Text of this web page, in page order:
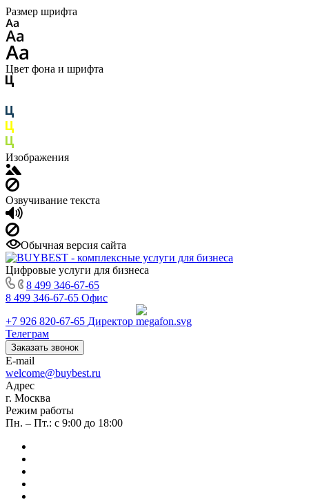
Размер шрифта
Цвет фона и шрифта
Изображения
Озвучивание текста
Обычная версия сайта
Цифровые услуги для бизнеса
8 499 346-67-65
8 499 346-67-65 Офис
+7 926 820-67-65 Директор
Телеграм
Заказать звонок
E-mail
welcome@buybest.ru
Адрес
г. Москва
Режим работы
Пн. – Пт.: с 9:00 до 18:00